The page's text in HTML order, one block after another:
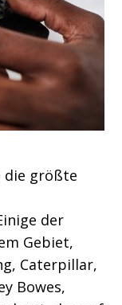
die größte
der
Gebiet,
Caterpillar,
Bowes,